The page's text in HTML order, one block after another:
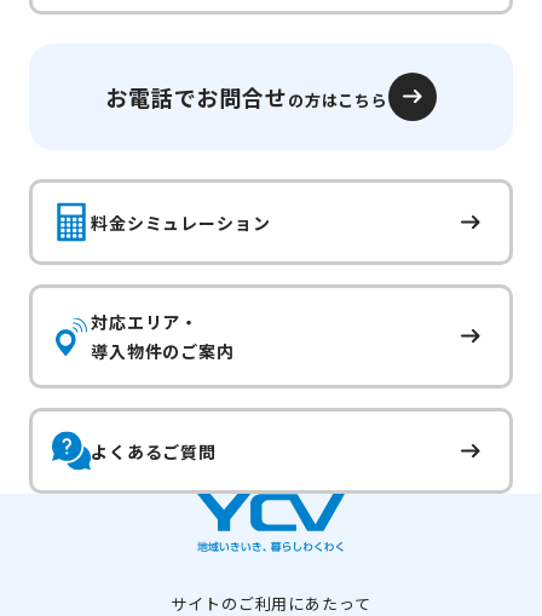
お電話でお問合せの方はこちら
料金シミュレーション
対応エリア・
導入物件のご案内
よくあるご質問
サイトのご利用にあたって